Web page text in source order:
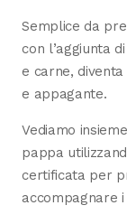
Semplice da
con l’aggiunta
e carne,
e appagante.
Vediamo
pappa
certificata per
accompagnare